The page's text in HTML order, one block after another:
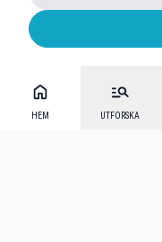
HEM UTFORSKA